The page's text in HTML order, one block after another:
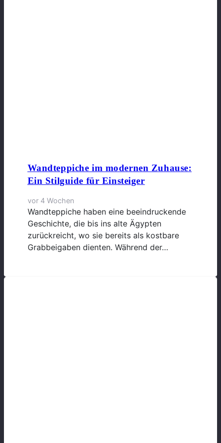
Wandteppiche im modernen Zuhause:
Ein Stilguide für Einsteiger
vor 4 Wochen
Wandteppiche haben eine beeindruckende
Geschichte, die bis ins alte Ägypten
zurückreicht, wo sie bereits als kostbare
Grabbeigaben dienten. Während der…